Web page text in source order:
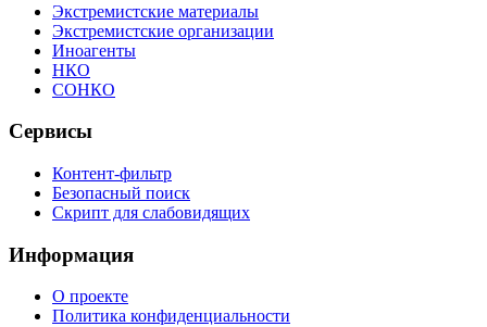
Экстремистские материалы
Экстремистские организации
Иноагенты
НКО
СОНКО
Сервисы
Контент-фильтр
Безопасный поиск
Скрипт для слабовидящих
Информация
О проекте
Политика конфиденциальности